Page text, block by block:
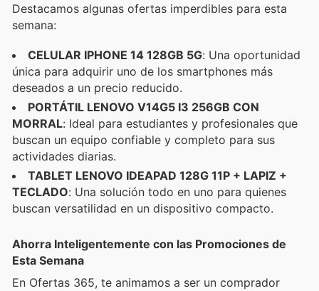
Destacamos algunas ofertas imperdibles para esta
semana:
CELULAR IPHONE 14 128GB 5G: Una oportunidad
única para adquirir uno de los smartphones más
deseados a un precio reducido.
PORTÁTIL LENOVO V14G5 I3 256GB CON
MORRAL: Ideal para estudiantes y profesionales que
buscan un equipo confiable y completo para sus
actividades diarias.
TABLET LENOVO IDEAPAD 128G 11P + LAPIZ +
TECLADO: Una solución todo en uno para quienes
buscan versatilidad en un dispositivo compacto.
Ahorra Inteligentemente con las Promociones de
Esta Semana
En Ofertas 365, te animamos a ser un comprador